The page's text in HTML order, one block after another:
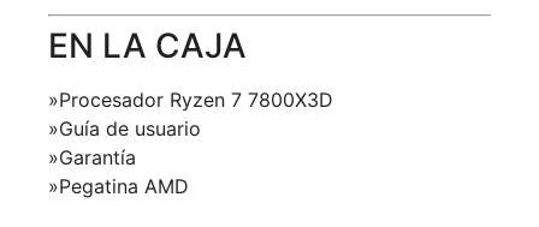
EN LA CAJA
»Procesador Ryzen 7 7800X3D
»Guía de usuario
»Garantía
»Pegatina AMD